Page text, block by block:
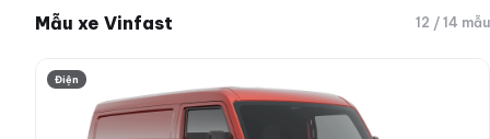
Mẫu xe Vinfast 12 / 14 mẫu
VinFast EC Van 2026
Điện